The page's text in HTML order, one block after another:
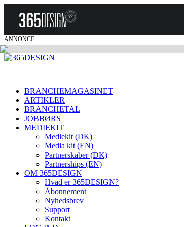
ANNONCE
BRANCHEMAGASINET
ARTIKLER
BRANCHETAL
JOBBØRS
MEDIEKIT
Mediekit (DK)
Media kit (EN)
Partnerskaber (DK)
Partnerships (EN)
OM 365DESIGN
Hvad er 365DESIGN?
Abonnement
Nyhedsbrev
Support
Kontakt